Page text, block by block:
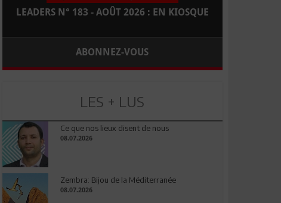
LEADERS N° 183 - AOÛT 2026 : EN KIOSQUE
ABONNEZ-VOUS
LES + LUS
Ce que nos lieux disent de nous
08.07.2026
Zembra: Bijou de la Méditerranée
08.07.2026